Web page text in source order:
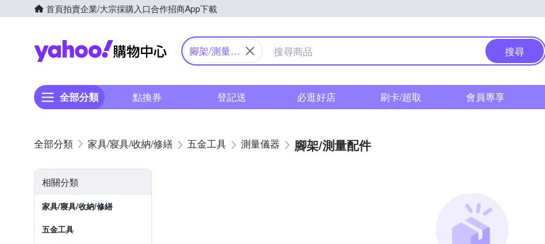
首頁拍賣企業/大宗採購入口合作招商App下載
Yahoo購物中心
腳架/測量配
搜尋
全部分類 點換券 登記送 必逛好店 刷卡/超取 會員專享
家具/寢具/收納/修繕 五金工具 測量儀器 腳架/測量配件
相關分類
家具/寢具/收納/修繕
五金工具